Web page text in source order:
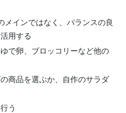
メインではなく、バランスの良
用する
で卵、ブロッコリーなど他の
商品を選ぶか、自作のサラダ
う